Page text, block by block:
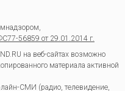
56859 от 29.01.2014 г.
на веб-сайтах возможно
материала активной
СМИ (радио, телевидение,